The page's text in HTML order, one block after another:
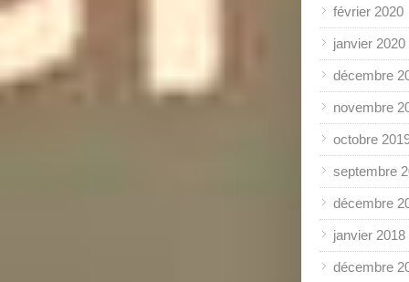
février 2020
janvier 2020
décembre
novembre
octobre
septembre
décembre
janvier 2018
décembre